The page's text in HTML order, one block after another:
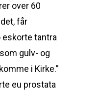
over 60
får
tantra
gulv- og
i Kirke.”
eu prostata